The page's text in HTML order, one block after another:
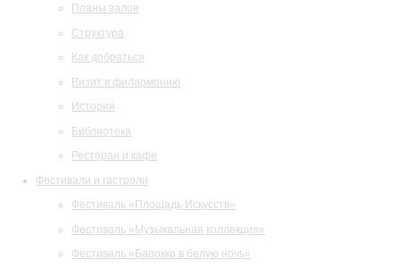
Планы залов
Структура
Как добраться
Визит в филармонию
История
Библиотека
Ресторан и кафе
Фестивали и гастроли
Фестиваль «Площадь Искусств»
Фестиваль «Музыкальная коллекция»
Фестиваль «Барокко в белую ночь»